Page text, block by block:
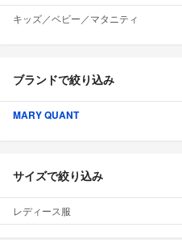
キッズ／ベビー／マタニティ
ブランドで絞り込み
MARY QUANT
サイズで絞り込み
レディース服